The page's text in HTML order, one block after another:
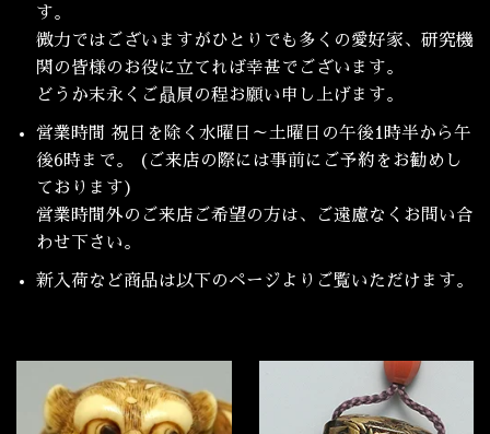
す。
微力ではございますがひとりでも多くの愛好家、研究機
関の皆様のお役に立てれば幸甚でございます。
どうか末永くご贔屓の程お願い申し上げます。
営業時間 祝日を除く水曜日～土曜日の午後1時半から午
後6時まで。 (ご来店の際には事前にご予約をお勧めし
ております)
営業時間外のご来店ご希望の方は、ご遠慮なくお問い合
わせ下さい。
新入荷など商品は以下のページよりご覧いただけます。